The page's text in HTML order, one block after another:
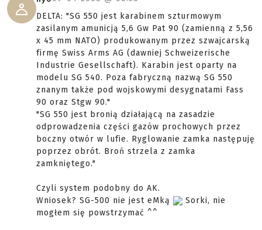
DELTA: "SG 550 jest karabinem szturmowym
zasilanym amunicją 5,6 Gw Pat 90 (zamienną z 5,56
x 45 mm NATO) produkowanym przez szwajcarską
firmę Swiss Arms AG (dawniej Schweizerische
Industrie Gesellschaft). Karabin jest oparty na
modelu SG 540. Poza fabryczną nazwą SG 550
znanym także pod wojskowymi desygnatami Fass
90 oraz Stgw 90."
"SG 550 jest bronią działającą na zasadzie
odprowadzenia części gazów prochowych przez
boczny otwór w lufie. Ryglowanie zamka następuję
poprzez obrót. Broń strzela z zamka
zamkniętego."
Czyli system podobny do AK.
Wniosek? SG-500 nie jest eMką
Sorki, nie
mogłem się powstrzymać ^^